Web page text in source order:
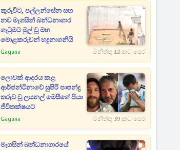
කුරුවිට, පල්ලන්සේන සහ
නව මැගසින් බන්ධනාගාර
ගැටුමට මුල් වූ මහ
මොළකරුවන් හදුනාගනියි
Gagana මිනිත්තු 12 කට පෙර
ලොවක් ආදරය කළ
ආර්ජන්ටිනාවේ සුපිරි පාපන්දු
තරුව වූ ලයනල් මෙසීගේ පියා
ජීවිතක්ෂයට
Gagana මිනිත්තු 39 කට පෙර
මැගසින් බන්ධනාගාරයේ